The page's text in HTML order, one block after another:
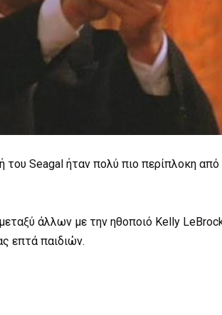
Seagal ήταν πολύ πιο περίπλοκη από
άλλων με την ηθοποιό Kelly
επτά παιδιών.